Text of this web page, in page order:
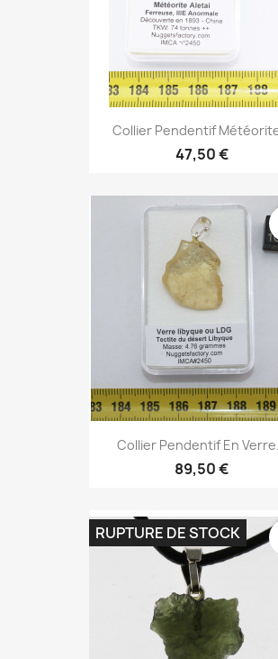
Collier Pendentif
47,50 €
Collier Pendentif En
89,50 €
RUPTURE DE STOCK